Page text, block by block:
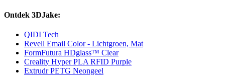
Ontdek 3DJake:
QIDI Tech
Revell Email Color - Lichtgroen, Mat
FormFutura HDglass™ Clear
Creality Hyper PLA RFID Purple
Extrudr PETG Neongeel